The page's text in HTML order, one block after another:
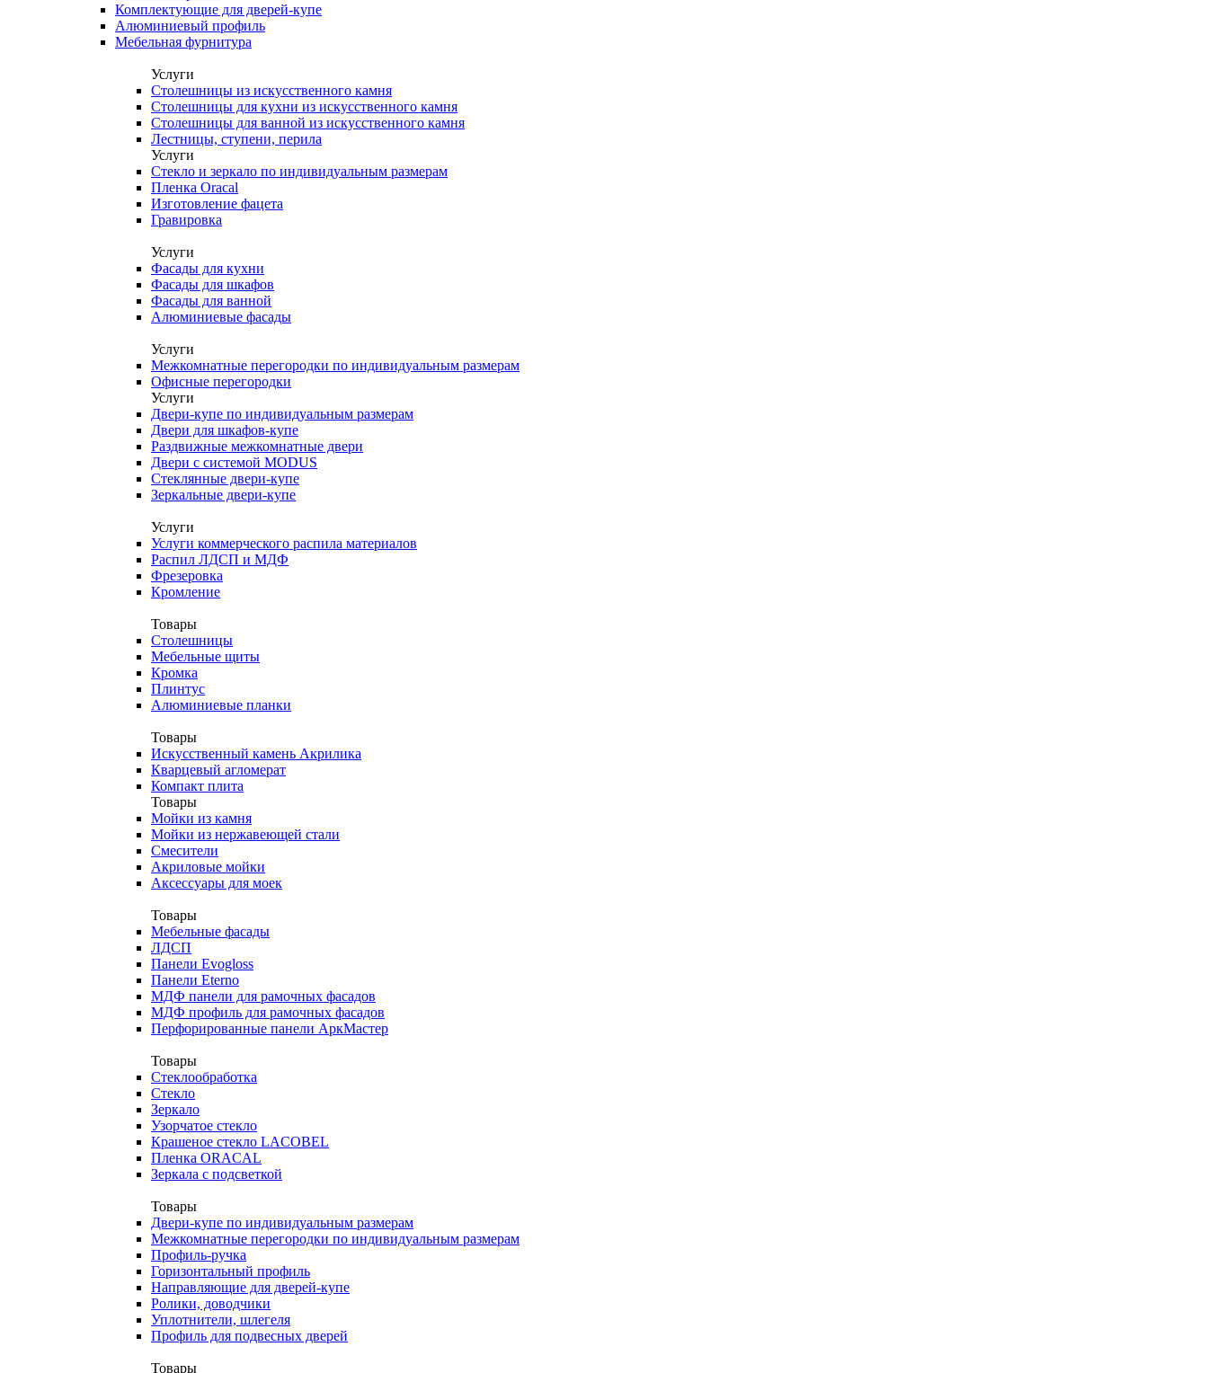
Комплектующие для дверей-купе
Алюминиевый профиль
Мебельная фурнитура
Услуги
Столешницы из искусственного камня
Столешницы для кухни из искусственного камня
Столешницы для ванной из искусственного камня
Лестницы, ступени, перила
Услуги
Стекло и зеркало по индивидуальным размерам
Пленка Oracal
Изготовление фацета
Гравировка
Услуги
Фасады для кухни
Фасады для шкафов
Фасады для ванной
Алюминиевые фасады
Услуги
Межкомнатные перегородки по индивидуальным размерам
Офисные перегородки
Услуги
Двери-купе по индивидуальным размерам
Двери для шкафов-купе
Раздвижные межкомнатные двери
Двери с системой MODUS
Стеклянные двери-купе
Зеркальные двери-купе
Услуги
Услуги коммерческого распила материалов
Распил ЛДСП и МДФ
Фрезеровка
Кромление
Товары
Столешницы
Мебельные щиты
Кромка
Плинтус
Алюминиевые планки
Товары
Искусственный камень Акрилика
Кварцевый агломерат
Компакт плита
Товары
Мойки из камня
Мойки из нержавеющей стали
Смесители
Акриловые мойки
Аксессуары для моек
Товары
Мебельные фасады
ЛДСП
Панели Evogloss
Панели Eterno
МДФ панели для рамочных фасадов
МДФ профиль для рамочных фасадов
Перфорированные панели АркМастер
Товары
Стеклообработка
Стекло
Зеркало
Узорчатое стекло
Крашеное стекло LACOBEL
Пленка ORACAL
Зеркала с подсветкой
Товары
Двери-купе по индивидуальным размерам
Межкомнатные перегородки по индивидуальным размерам
Профиль-ручка
Горизонтальный профиль
Направляющие для дверей-купе
Ролики, доводчики
Уплотнители, шлегеля
Профиль для подвесных дверей
Товары